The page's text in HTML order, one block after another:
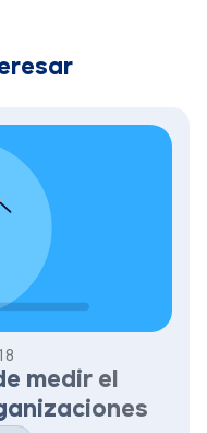
medir el